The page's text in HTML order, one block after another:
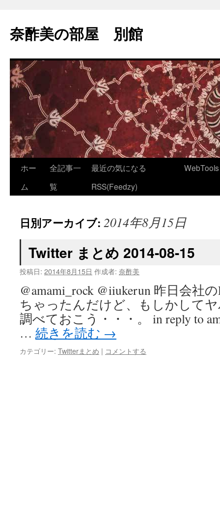
テ
ン
へ
ス
キ
ッ
奈酢美の部屋 別館
ホー
ム
全記事一
覧
最近の気になる
RSS(Feedzy)
WebTools
日別アーカイブ: 2014年8月15日
Twitter まとめ 2014-08-15
投稿日: 2014年8月15日 作成者: 奈酢美
@amami_rock @iiukerun 昨日会社
ちゃったんだけど、もしかして
調べておこう・・・。 in reply to
… 続きを読む →
カテゴリー: Twitterまとめ | コメントする